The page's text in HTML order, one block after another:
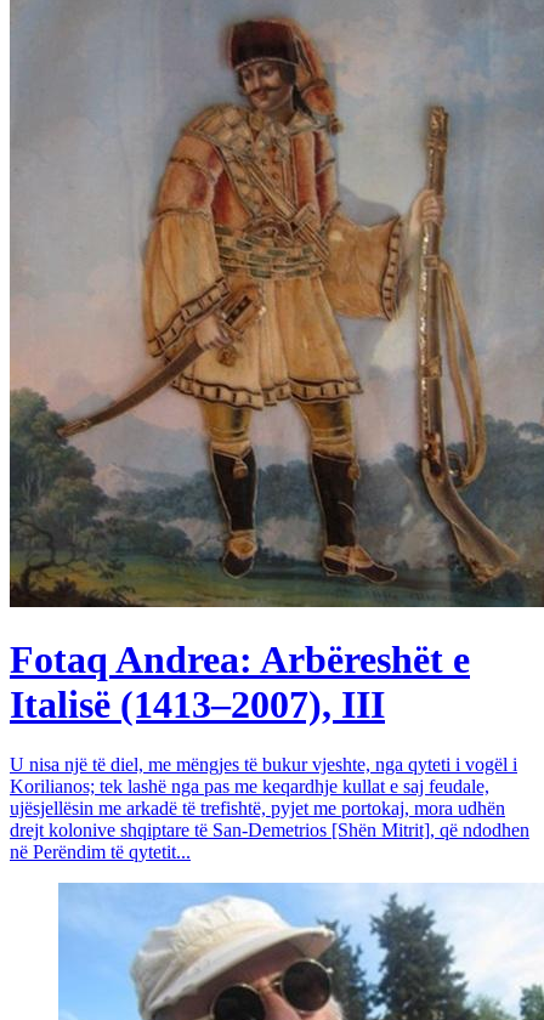
Fotaq Andrea: Arbëreshët e
Italisë (1413–2007), III
U nisa një të diel, me mëngjes të bukur vjeshte, nga qyteti i vogël i
Korilianos; tek lashë nga pas me keqardhje kullat e saj feudale,
ujësjellësin me arkadë të trefishtë, pyjet me portokaj, mora udhën
drejt kolonive shqiptare të San-Demetrios [Shën Mitrit], që ndodhen
në Perëndim të qytetit...